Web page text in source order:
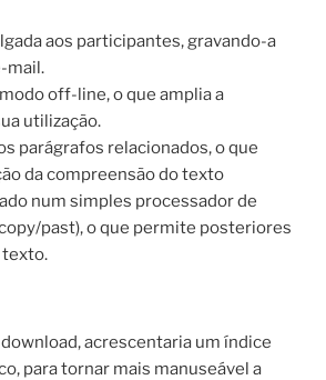
aos participantes, gravando-a
mail.
off-line, o que amplia a
utilização.
parágrafos relacionados, o que
da compreensão do texto
num simples processador de
past), o que permite posteriores
texto.
acrescentaria um índice
para tornar mais manuseável a